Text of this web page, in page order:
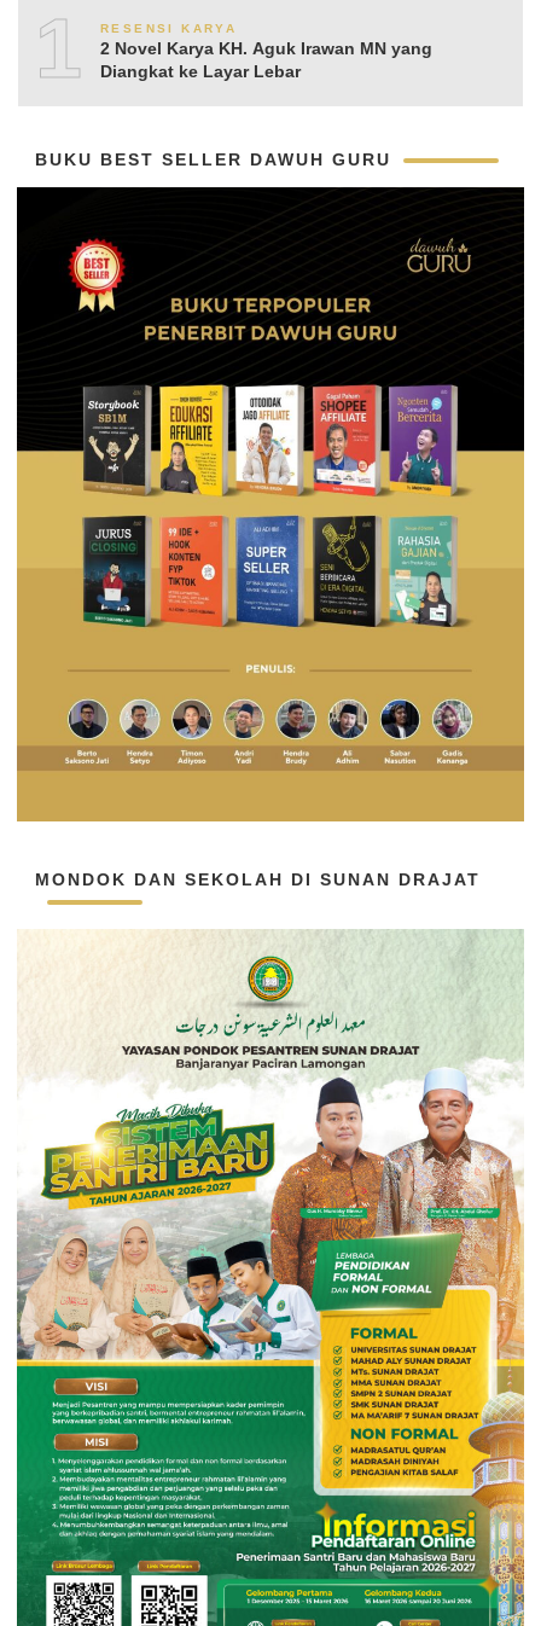
10RESENSI KARYA
2 Novel Karya KH. Aguk Irawan MN yang
Diangkat ke Layar Lebar
BUKU BEST SELLER DAWUH GURU
MONDOK DAN SEKOLAH DI SUNAN DRAJAT